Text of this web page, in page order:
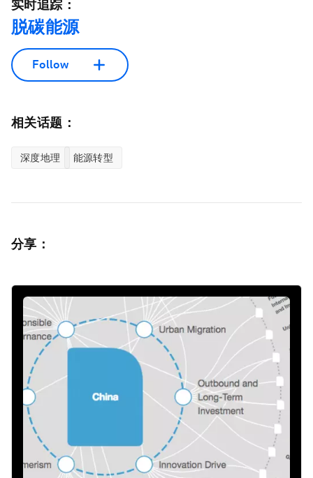
实时追踪：
脱碳能源
Follow
相关话题：
深度地理 能源转型
分享：